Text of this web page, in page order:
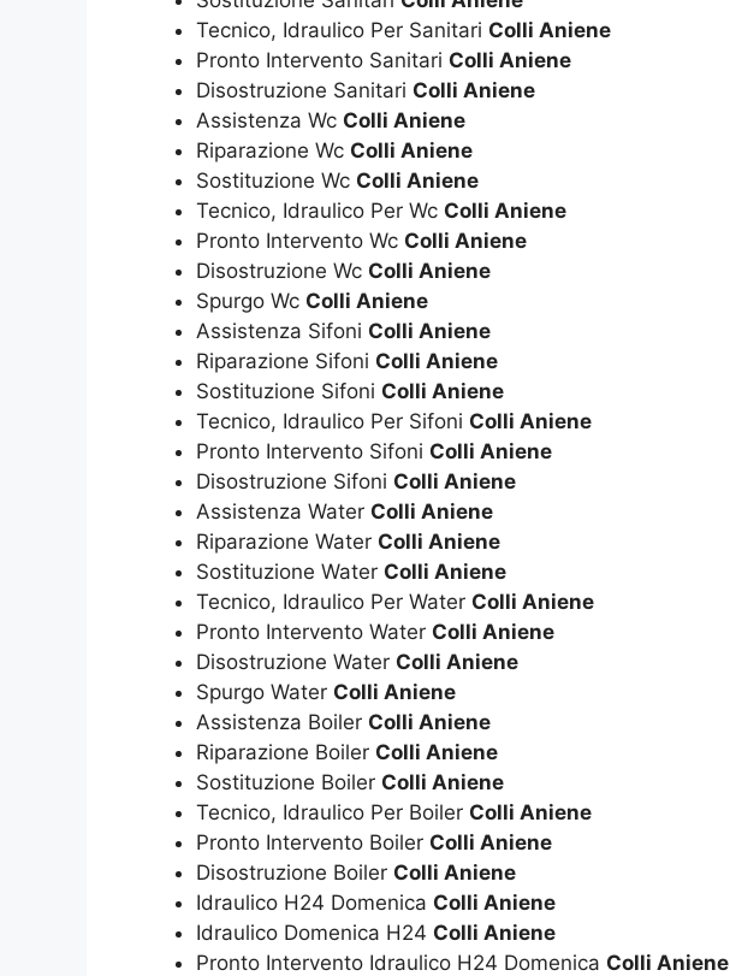
Tecnico, Idraulico Per Sanitari Colli Aniene
Pronto Intervento Sanitari Colli Aniene
Disostruzione Sanitari Colli Aniene
Assistenza Wc Colli Aniene
Riparazione Wc Colli Aniene
Sostituzione Wc Colli Aniene
Tecnico, Idraulico Per Wc Colli Aniene
Pronto Intervento Wc Colli Aniene
Disostruzione Wc Colli Aniene
Spurgo Wc Colli Aniene
Assistenza Sifoni Colli Aniene
Riparazione Sifoni Colli Aniene
Sostituzione Sifoni Colli Aniene
Tecnico, Idraulico Per Sifoni Colli Aniene
Pronto Intervento Sifoni Colli Aniene
Disostruzione Sifoni Colli Aniene
Assistenza Water Colli Aniene
Riparazione Water Colli Aniene
Sostituzione Water Colli Aniene
Tecnico, Idraulico Per Water Colli Aniene
Pronto Intervento Water Colli Aniene
Disostruzione Water Colli Aniene
Spurgo Water Colli Aniene
Assistenza Boiler Colli Aniene
Riparazione Boiler Colli Aniene
Sostituzione Boiler Colli Aniene
Tecnico, Idraulico Per Boiler Colli Aniene
Pronto Intervento Boiler Colli Aniene
Disostruzione Boiler Colli Aniene
Idraulico H24 Domenica Colli Aniene
Idraulico Domenica H24 Colli Aniene
Pronto Intervento Idraulico H24 Domenica Colli Aniene